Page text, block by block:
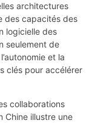
architectures
des capacités des
logicielle des
seulement de
et la
clés pour accélérer
collaborations
Chine illustre une